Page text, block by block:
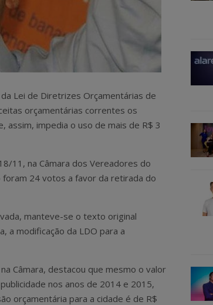
Lei de Diretrizes Orçamentárias de
orçamentárias correntes os
assim, impedia o uso de mais de R$ 3
11, na Câmara dos Vereadores do
foram 24 votos a favor da retirada do
manteve-se o texto original
a modificação da LDO para a
Câmara, destacou que mesmo o valor
nos anos de 2014 e 2015,
orçamentária para a cidade é de R$